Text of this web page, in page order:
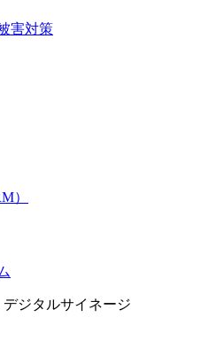
害対策
）
ジタルサイネージ